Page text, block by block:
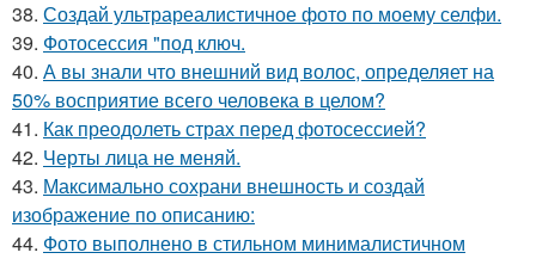
38. Создай ультрареалистичное фото по моему селфи.
39. Фотосессия "под ключ.
40. А вы знали что внешний вид волос, определяет на
50% восприятие всего человека в целом?
41. Как преодолеть страх перед фотосессией?
42. Черты лица не меняй.
43. Максимально сохрани внешность и создай
изображение по описанию:
44. Фото выполнено в стильном минималистичном